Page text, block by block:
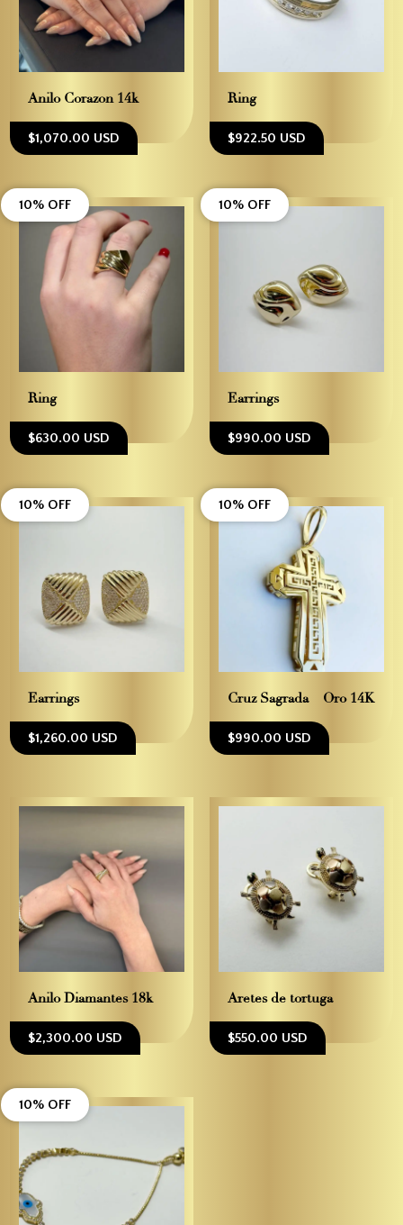
Anilo Corazon 14k
$1,070.00 USD
Ring
$922.50 USD
Ring
$630.00 USD
10% OFF
Earrings
$990.00 USD
10% OFF
Earrings
$1,260.00 USD
10% OFF
Cruz Sagrada – Oro 14K
$990.00 USD
10% OFF
Anilo Diamantes 18k
$2,300.00 USD
Aretes de tortuga
$550.00 USD
10% OFF